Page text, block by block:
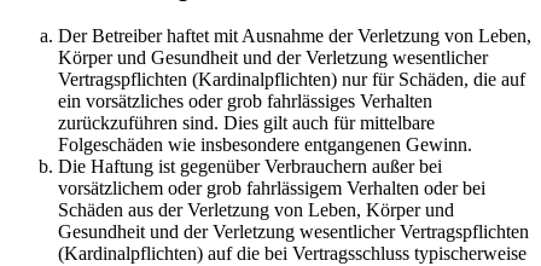
Der Betreiber haftet mit Ausnahme der Verletzung von Leben,
Körper und Gesundheit und der Verletzung wesentlicher
Vertragspflichten (Kardinalpflichten) nur für Schäden, die auf
ein vorsätzliches oder grob fahrlässiges Verhalten
zurückzuführen sind. Dies gilt auch für mittelbare
Folgeschäden wie insbesondere entgangenen Gewinn.
Die Haftung ist gegenüber Verbrauchern außer bei
vorsätzlichem oder grob fahrlässigem Verhalten oder bei
Schäden aus der Verletzung von Leben, Körper und
Gesundheit und der Verletzung wesentlicher Vertragspflichten
(Kardinalpflichten) auf die bei Vertragsschluss typischerweise